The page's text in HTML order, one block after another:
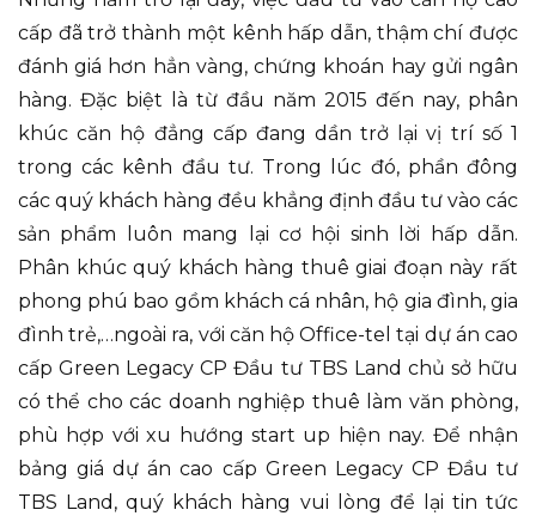
cấp đã trở thành một kênh hấp dẫn, thậm chí được
đánh giá hơn hẳn vàng, chứng khoán hay gửi ngân
hàng. Đặc biệt là từ đầu năm 2015 đến nay, phân
khúc căn hộ đẳng cấp đang dần trở lại vị trí số 1
trong các kênh đầu tư. Trong lúc đó, phần đông
các quý khách hàng đều khẳng định đầu tư vào các
sản phẩm luôn mang lại cơ hội sinh lời hấp dẫn.
Phân khúc quý khách hàng thuê giai đoạn này rất
phong phú bao gồm khách cá nhân, hộ gia đình, gia
đình trẻ,…ngoài ra, với căn hộ Office-tel tại dự án cao
cấp Green Legacy CP Đầu tư TBS Land chủ sở hữu
có thể cho các doanh nghiệp thuê làm văn phòng,
phù hợp với xu hướng start up hiện nay. Để nhận
bảng giá dự án cao cấp Green Legacy CP Đầu tư
TBS Land, quý khách hàng vui lòng để lại tin tức